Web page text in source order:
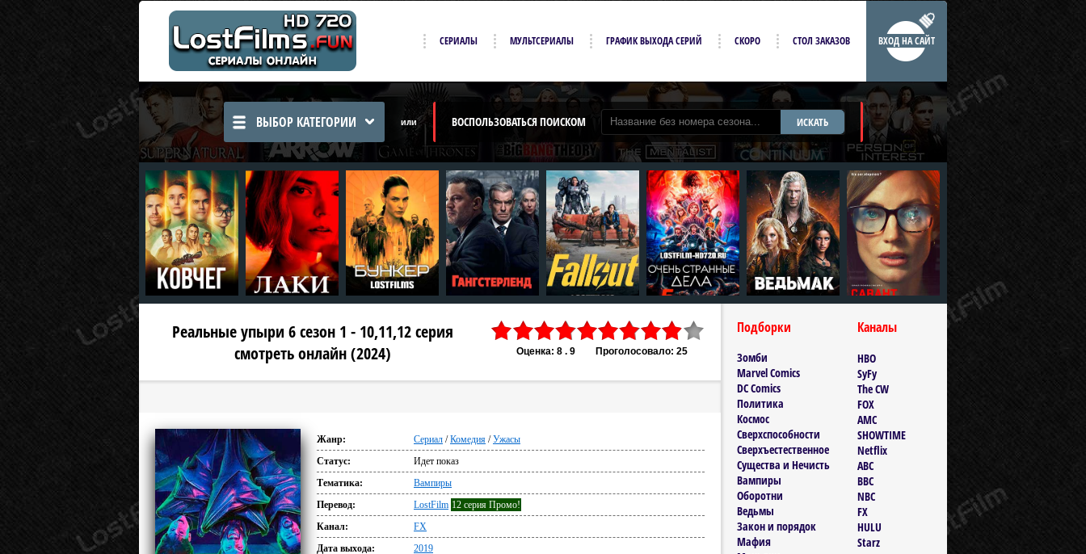
ВХОД НА САЙТ
СЕРИАЛЫ МУЛЬТСЕРИАЛЫ ГРАФИК ВЫХОДА СЕРИЙ СКОРО СТОЛ ЗАКАЗОВ
ВЫБОР КАТЕГОРИИ или ВОСПОЛЬЗОВАТЬСЯ ПОИСКОМ ИСКАТЬ
Оценка: 8 . 9 Проголосовало: 25
Реальные упыри 6 сезон 1 - 10,11,12 серия
смотреть онлайн (2024)
Жанр: Сериал /Комедия /Ужасы
Статус:
Идет показ
Тематика:
Вампиры
Перевод:
LostFilm 12 серия Промо!
Канал:
FX
Дата выхода:
2019
Подборки
Зомби
Marvel Comics
DC Comics
Политика
Космос
Сверхспособности
Сверхъестественное
Существа и Нечисть
Вампиры
Оборотни
Ведьмы
Закон и порядок
Мафия
Каналы
HBO
SyFy
The CW
FOX
AMC
SHOWTIME
Netflix
ABC
BBC
NBC
FX
HULU
Starz